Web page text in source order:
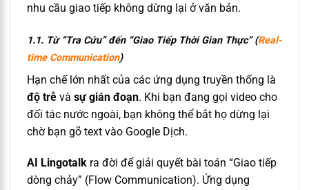
nhu cầu giao tiếp không dừng lại ở văn bản.
1.1. Từ “Tra Cứu” đến “Giao Tiếp Thời Gian Thực” (Real-
time Communication)
Hạn chế lớn nhất của các ứng dụng truyền thống là
độ trễ và sự gián đoạn. Khi bạn đang gọi video cho
đối tác nước ngoài, bạn không thể bắt họ dừng lại
chờ bạn gõ text vào Google Dịch.
AI Lingotalk ra đời để giải quyết bài toán “Giao tiếp
dòng chảy” (Flow Communication). Ứng dụng